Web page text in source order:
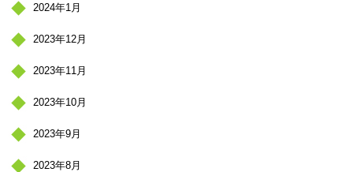
2024年1月
2023年12月
2023年11月
2023年10月
2023年9月
2023年8月